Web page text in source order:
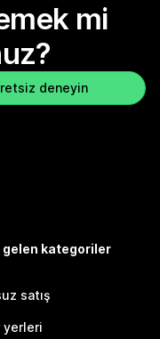
mi
deneyin
gelen kategoriler
satış
yerleri